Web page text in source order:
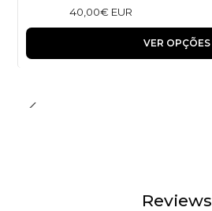
40,00€ EUR
VER OPÇÕES
Reviews